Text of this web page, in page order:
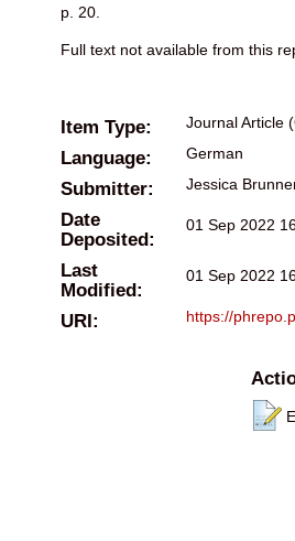
p. 20.
Full text not available from this
Item Type: Journal Article
Language: German
Submitter: Jessica
Date
Deposited:
01 Sep 2022
Last
Modified:
01 Sep 2022
URI: https://